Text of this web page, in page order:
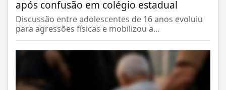
após confusão em colégio estadual
Discussão entre adolescentes de 16 anos evoluiu
para agressões físicas e mobilizou a...